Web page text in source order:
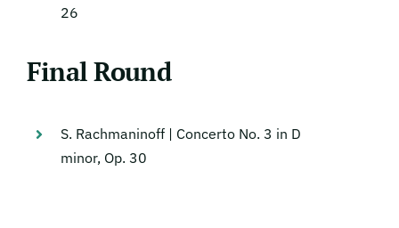
26
Final Round
S. Rachmaninoff | Concerto No. 3 in D
minor, Op. 30